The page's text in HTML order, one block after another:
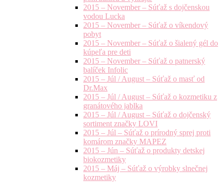
2015 – November – Súťaž s dojčenskou
vodou Lucka
2015 – November – Súťaž o víkendový
pobyt
2015 – November – Súťaž o šialený gél do
kúpeľa pre deti
2015 – November – Súťaž o patnerský
balíček Infolic
2015 – Júl / August – Súťaž o masť od
Dr.Max
2015 – Júl / August – Súťaž o kozmetiku z
granátového jablka
2015 – Júl / August – Súťaž o dojčenský
sortiment značky LOVI
2015 – Júl – Súťaž o prírodný sprej proti
komárom značky MAPEZ
2015 – Jún – Súťaž o produkty detskej
biokozmetiky
2015 – Máj – Súťaž o výrobky slnečnej
kozmetiky